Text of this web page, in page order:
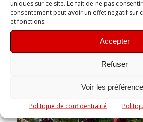
uniques sur ce site. Le fait de ne pas
consentement peut avoir un effet négatif sur
et fonctions.
Accepter
Refuser
Voir les
Politique de confidentialité